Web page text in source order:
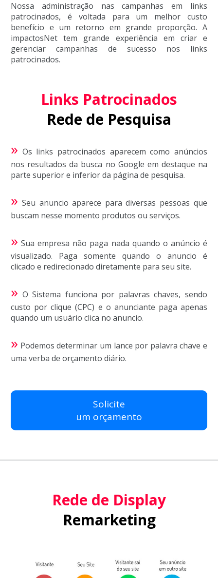
Nossa administração nas campanhas em links
patrocinados, é voltada para um melhor custo
benefício e um retorno em grande proporção. A
impactosNet tem grande experiência em criar e
gerenciar campanhas de sucesso nos links
patrocinados.
Links Patrocinados
Rede de Pesquisa
» Os links patrocinados aparecem como anúncios
nos resultados da busca no Google em destaque na
parte superior e inferior da página de pesquisa.
» Seu anuncio aparece para diversas pessoas que
buscam nesse momento produtos ou serviços.
» Sua empresa não paga nada quando o anúncio é
visualizado. Paga somente quando o anuncio é
clicado e redirecionado diretamente para seu site.
» O Sistema funciona por palavras chaves, sendo
custo por clique (CPC) e o anunciante paga apenas
quando um usuário clica no anuncio.
» Podemos determinar um lance por palavra chave e
uma verba de orçamento diário.
Solicite
um orçamento
Rede de Display
Remarketing